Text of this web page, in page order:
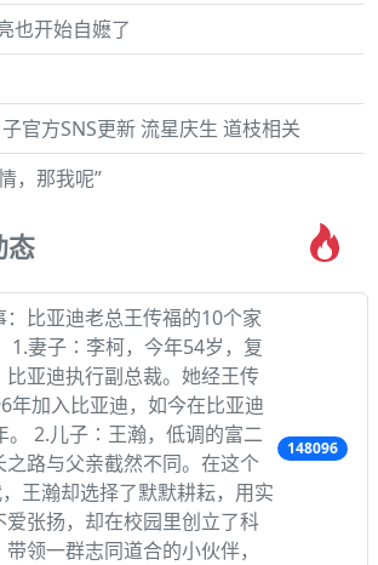
也开始自嬷了
官方SNS更新 流星庆生 道枝相关
，那我呢”
态
：比亚迪老总王传福的10个家
1.妻子∶李柯，今年54岁，复
比亚迪执行副总裁。她经王传
年加入比亚迪，如今在比亚迪
。 2.儿子∶王瀚，低调的富二
之路与父亲截然不同。在这个
王瀚却选择了默默耕耘，用实
爱张扬，却在校园里创立了科
领一群志同道合的小伙伴，
148096